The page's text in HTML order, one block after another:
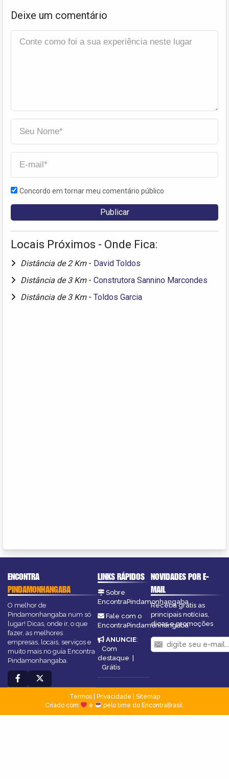
Deixe um comentário
Concordo em tornar meu comentário público
Locais Próximos - Onde Fica:
Distância de 2 Km - David Toldos
Distância de 3 Km - Construtora Sannino Marcondes
Distância de 3 Km - Toldos Garcia
ENCONTRA
PINDAMONHANGABA
O melhor de
Pindamonhangaba num só
lugar! Dicas, onde ir, o que
fazer, as melhores
empresas, locais, serviços e
muito mais no guia Encontra
Pindamonhangaba.
LINKS RÁPIDOS
Sobre
EncontraPindamonhangaba
Fale com o
EncontraPindamonhangaba
ANUNCIE:
Com
destaque |
Grátis
NOVIDADES POR E-
MAIL
Receba grátis as
principais notícias,
dicas e promoções
Termos| Privacidade
Sitemap
Criado com
e pelo time do EncontraBrasil